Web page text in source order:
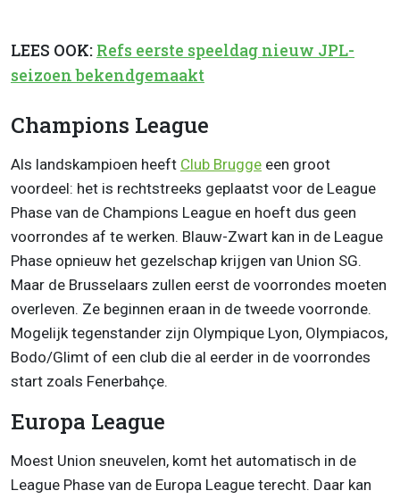
LEES OOK: Refs eerste speeldag nieuw JPL-
seizoen bekendgemaakt
Champions League
Als landskampioen heeft Club Brugge een groot
voordeel: het is rechtstreeks geplaatst voor de League
Phase van de Champions League en hoeft dus geen
voorrondes af te werken. Blauw-Zwart kan in de League
Phase opnieuw het gezelschap krijgen van Union SG.
Maar de Brusselaars zullen eerst de voorrondes moeten
overleven. Ze beginnen eraan in de tweede voorronde.
Mogelijk tegenstander zijn Olympique Lyon, Olympiacos,
Bodo/Glimt of een club die al eerder in de voorrondes
start zoals Fenerbahçe.
Europa League
Moest Union sneuvelen, komt het automatisch in de
League Phase van de Europa League terecht. Daar kan